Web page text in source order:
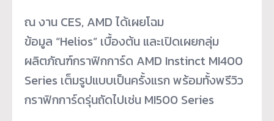
ณ งาน CES, AMD ได้เผยโฉม
ข้อมูล “Helios” เบื้องต้น และเปิดเผยกลุ่ม
ผลิตภัณฑ์กราฟิกการ์ด AMD Instinct MI400
Series เต็มรูปแบบเป็นครั้งแรก พร้อมทั้งพรีวิว
กราฟิกการ์ดรุ่นถัดไปเช่น MI500 Series